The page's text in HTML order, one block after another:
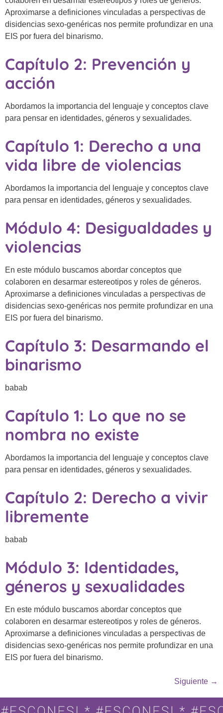
Aproximarse a definiciones vinculadas a perspectivas de
disidencias sexo-genéricas nos permite profundizar en una
EIS por fuera del binarismo.
Capítulo 2: Prevención y
acción
Abordamos la importancia del lenguaje y conceptos clave
para pensar en identidades, géneros y sexualidades.
Capítulo 1: Derecho a una
vida libre de violencias
Abordamos la importancia del lenguaje y conceptos clave
para pensar en identidades, géneros y sexualidades.
Módulo 4: Desigualdades y
violencias
En este módulo buscamos abordar conceptos que
colaboren en desarmar estereotipos y roles de géneros.
Aproximarse a definiciones vinculadas a perspectivas de
disidencias sexo-genéricas nos permite profundizar en una
EIS por fuera del binarismo.
Capítulo 3: Desarmando el
binarismo
babab
Capítulo 1: Lo que no se
nombra no existe
Abordamos la importancia del lenguaje y conceptos clave
para pensar en identidades, géneros y sexualidades.
Capítulo 2: Derecho a vivir
libremente
babab
Módulo 3: Identidades,
géneros y sexualidades
En este módulo buscamos abordar conceptos que
colaboren en desarmar estereotipos y roles de géneros.
Aproximarse a definiciones vinculadas a perspectivas de
disidencias sexo-genéricas nos permite profundizar en una
EIS por fuera del binarismo.
Siguiente →